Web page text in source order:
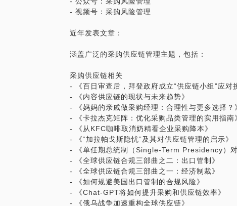
- 视频号：采购风险管理
近年发表文章：
涵盖广泛的采购供应链管理主题，包括：
采购供应链相关
- 《百日审查后，拜登政府成立“供应链小组”应对
- 《内容供应链的现状与未来趋势》
- 《妈妈的亲戚做采购经理：合理性与更多选择？
- 《卡拉杰克矩阵：优化采购品类管理的实用指南
- 《从KFC咖啡取消奶精看企业采购降本》
- 《“加拉帕戈斯隐忧”及其对供应链管理的启示》
- 《单任期总统制（Single-Term Presidency）对
- 《全球供应链合规三部曲之二：出口管制》
- 《全球供应链合规三部曲之一：经济制裁》
- 《如何规避美国出口管制的合规风险》
- 《Chat-GPT将如何提升采购和供应链效率》
- 《俄乌战争加速重构全球供应链》